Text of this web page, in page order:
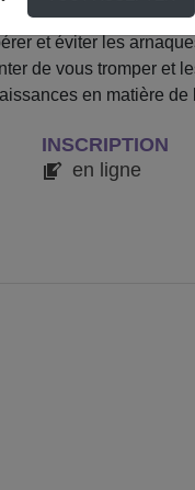
et éviter les
de vous tromper et
en matière
INSCRIPTION
en ligne